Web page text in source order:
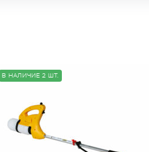
В НАЛИЧИЕ 2 ШТ.